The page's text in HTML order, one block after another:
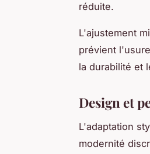
réduite.
L'ajustement
prévient
la durabilité et
Design et
L'adaptation
modernité